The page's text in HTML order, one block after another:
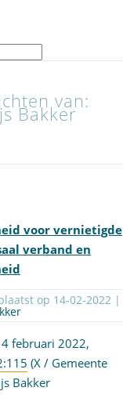
van:
Bakker
voor vernietigde
verband en
| Geplaatst op 14-02-2022 |
4 februari 2022,
(X / Gemeente
Bakker